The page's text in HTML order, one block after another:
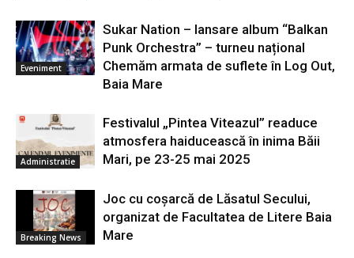
Eveniment
Sukar Nation – lansare album “Balkan
Punk Orchestra” – turneu național
Chemăm armata de suflete în Log Out,
Baia Mare
Administratie
Festivalul „Pintea Viteazul” readuce
atmosfera haiducească în inima Băii
Mari, pe 23-25 mai 2025
Breaking News
Joc cu coșarcă de Lăsatul Secului,
organizat de Facultatea de Litere Baia
Mare